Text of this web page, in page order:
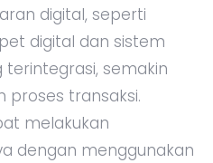
digital, seperti
digital dan sistem
semakin
proses transaksi.
melakukan
dengan menggunakan